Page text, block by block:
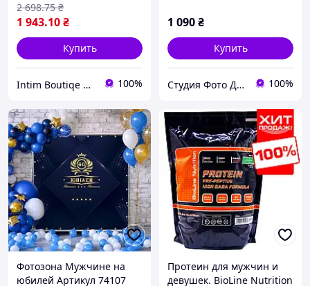
1 943.10₴
2 698.75 ₴
Купить
Intim Boutiqe 777Shop 100%
1 090₴
Купить
Студия Фото Декор 100%
Фотозона Мужчине на
юбилей Артикул 74107
Протеин для мужчин и
девушек. BioLine Nutrition